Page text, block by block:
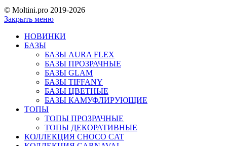
© Moltini.pro 2019-2026
Закрыть меню
НОВИНКИ
БАЗЫ
БАЗЫ AURA FLEX
БАЗЫ ПРОЗРАЧНЫЕ
БАЗЫ GLAM
БАЗЫ TIFFANY
БАЗЫ ЦВЕТНЫЕ
БАЗЫ КАМУФЛИРУЮЩИЕ
ТОПЫ
ТОПЫ ПРОЗРАЧНЫЕ
ТОПЫ ДЕКОРАТИВНЫЕ
КОЛЛЕКЦИЯ CHOCO CAT